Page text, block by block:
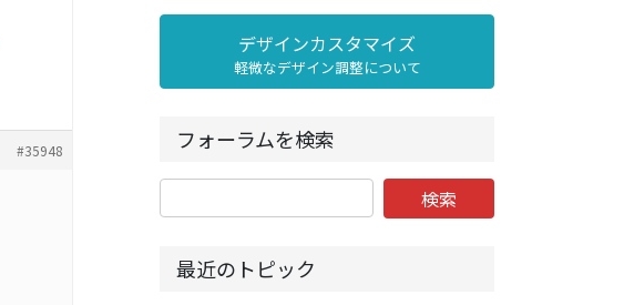
#35948
デザインカスタマイズ
軽微なデザイン調整について
フォーラムを検索
最近のトピック